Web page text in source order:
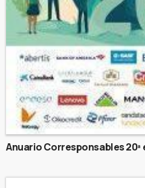
Anuario Corresponsables